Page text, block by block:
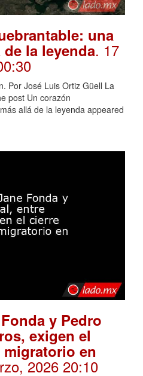
una
la leyenda. 17
Por José Luis Ortiz Güell La
post Un corazón
allá de la leyenda appeared
y Pedro
exigen el
en
2026 20:10